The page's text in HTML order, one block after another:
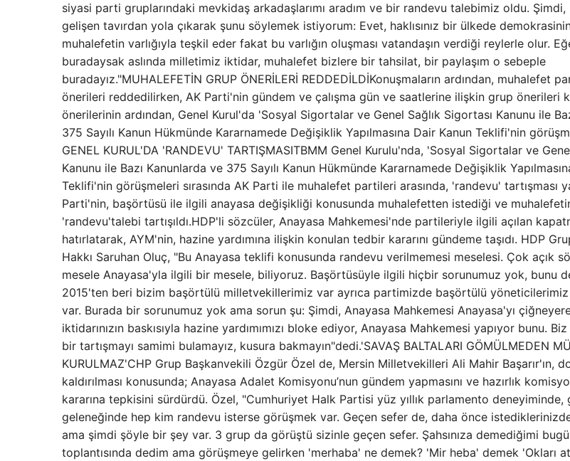
siyasi parti gruplarındaki mevkidaş arkadaşlarımı aradım ve bir randevu talebimiz oldu. Şimdi,
gelişen tavırdan yola çıkarak şunu söylemek istiyorum: Evet, haklısınız bir ülkede
muhalefetin varlığıyla teşkil eder fakat bu varlığın oluşması vatandaşın verdiği reylerle olur.
buradaysak aslında milletimiz iktidar, muhalefet bizlere bir tahsilat, bir paylaşım o sebeple
buradayız."MUHALEFETİN GRUP ÖNERİLERİ REDDEDİLDİKonuşmaların ardından, muhalefet
önerileri reddedilirken, AK Parti'nin gündem ve çalışma gün ve saatlerine ilişkin grup önerileri
önerilerinin ardından, Genel Kurul'da 'Sosyal Sigortalar ve Genel Sağlık Sigortası Kanunu ile
375 Sayılı Kanun Hükmünde Kararnamede Değişiklik Yapılmasına Dair Kanun Teklifi'nin
GENEL KURUL'DA 'RANDEVU' TARTIŞMASITBMM Genel Kurulu'nda, 'Sosyal Sigortalar ve
Kanunu ile Bazı Kanunlarda ve 375 Sayılı Kanun Hükmünde Kararnamede Değişiklik
Teklifi'nin görüşmeleri sırasında AK Parti ile muhalefet partileri arasında, 'randevu' tartışması
Parti'nin, başörtüsü ile ilgili anayasa değişikliği konusunda muhalefetten istediği ve
'randevu'talebi tartışıldı.HDP'li sözcüler, Anayasa Mahkemesi'nde partileriyle ilgili açılan
hatırlatarak, AYM'nin, hazine yardımına ilişkin konulan tedbir kararını gündeme taşıdı. HDP
Hakkı Saruhan Oluç, "Bu Anayasa teklifi konusunda randevu verilmemesi meselesi. Çok açık
mesele Anayasa'yla ilgili bir mesele, biliyoruz. Başörtüsüyle ilgili hiçbir sorunumuz yok, bunu
2015'ten beri bizim başörtülü milletvekillerimiz var ayrıca partimizde başörtülü
var. Burada bir sorunumuz yok ama sorun şu: Şimdi, Anayasa Mahkemesi Anayasa'yı
iktidarınızın baskısıyla hazine yardımımızı bloke ediyor, Anayasa Mahkemesi yapıyor bunu.
bir tartışmayı samimi bulamayız, kusura bakmayın"dedi.'SAVAŞ BALTALARI GÖMÜLMEDEN
KURULMAZ'CHP Grup Başkanvekili Özgür Özel de, Mersin Milletvekilleri Ali Mahir Başarır'ın,
kaldırılması konusunda; Anayasa Adalet Komisyonu’nun gündem yapmasını ve hazırlık
kararına tepkisini sürdürdü. Özel, "Cumhuriyet Halk Partisi yüz yıllık parlamento deneyiminde,
geleneğinde hep kim randevu isterse görüşmek var. Geçen sefer de, daha önce
ama şimdi şöyle bir şey var. 3 grup da görüştü sizinle geçen sefer. Şahsınıza demediğimi
toplantısında dedim ama görüşmeye gelirken 'merhaba' ne demek? 'Mir heba' demek 'Okları